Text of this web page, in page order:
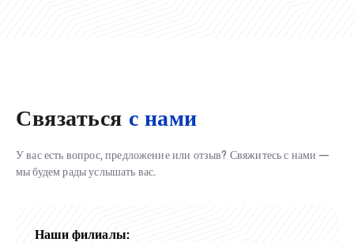
Связаться с нами
У вас есть вопрос, предложение или отзыв? Свяжитесь с нами —
мы будем рады услышать вас.
Наши филиалы: